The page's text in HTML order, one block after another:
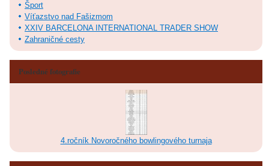
Šport
Víťazstvo nad Fašizmom
XXIV BARCELONA INTERNATIONAL TRADER SHOW
Zahraničné cesty
Posledné fotografie
4.ročník Novoročného bowlingového turnaja